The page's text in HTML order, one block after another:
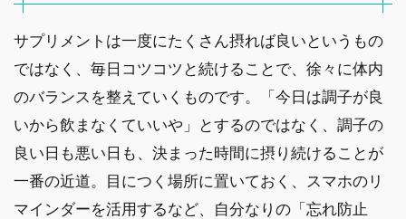
サプリメントは一度にたくさん摂れば良いというもの
ではなく、毎日コツコツと続けることで、徐々に体内
のバランスを整えていくものです。「今日は調子が良
いから飲まなくていいや」とするのではなく、調子の
良い日も悪い日も、決まった時間に摂り続けることが
一番の近道。目につく場所に置いておく、スマホのリ
マインダーを活用するなど、自分なりの「忘れ防止